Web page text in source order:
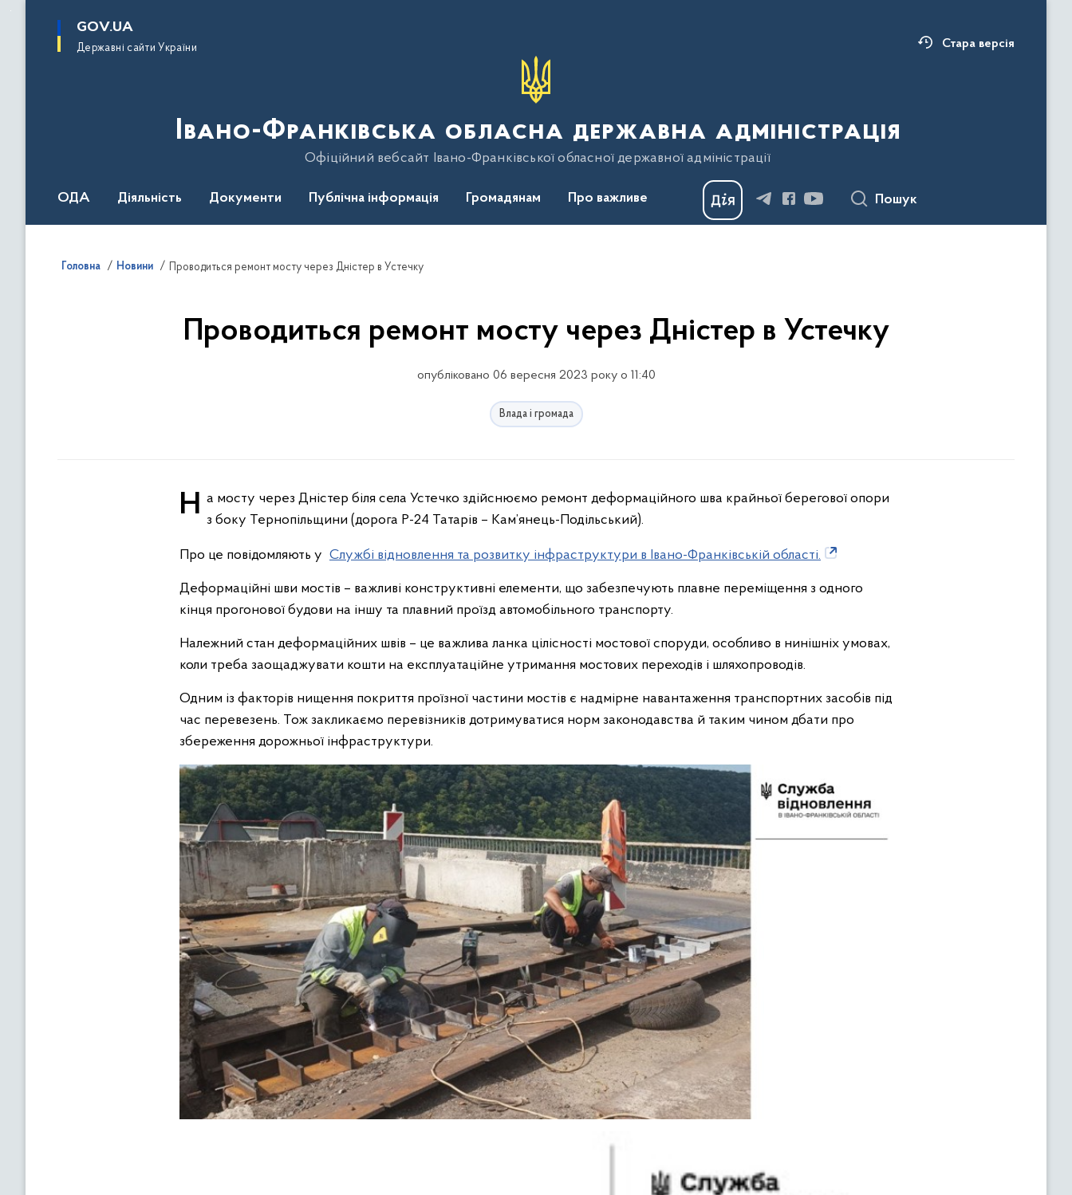
основного
GOV.UA
Державні сайти України Стара версія
Івано-Франківська обласна державна адміністрація
Офіційний вебсайт Івано-Франківської обласної державної адміністрації
ОДА Діяльність Документи Публічна інформація Громадянам Про важливе Пошук
Головна Новини Проводиться ремонт мосту через Дністер в Устечку
Проводиться ремонт мосту через Дністер в Устечку
опубліковано 06 вересня 2023 року о 11:40
Влада і громада
На мосту через Дністер біля села Устечко здійснюємо ремонт деформаційного шва крайньої берегової опори з боку Тернопільщини (дорога Р-24 Татарів – Кам’янець-Подільський).
Про це повідомляють у Службі відновлення та розвитку інфраструктури в Івано-Франківській області.
Деформаційні шви мостів – важливі конструктивні елементи, що забезпечують плавне переміщення з одного
кінця прогонової будови на іншу та плавний проїзд автомобільного транспорту.
Належний стан деформаційних швів – це важлива ланка цілісності мостової споруди, особливо в нинішніх умовах,
коли треба заощаджувати кошти на експлуатаційне утримання мостових переходів і шляхопроводів.
Одним із факторів нищення покриття проїзної частини мостів є надмірне навантаження транспортних засобів під
час перевезень. Тож закликаємо перевізників дотримуватися норм законодавства й таким чином дбати про
збереження дорожньої інфраструктури.